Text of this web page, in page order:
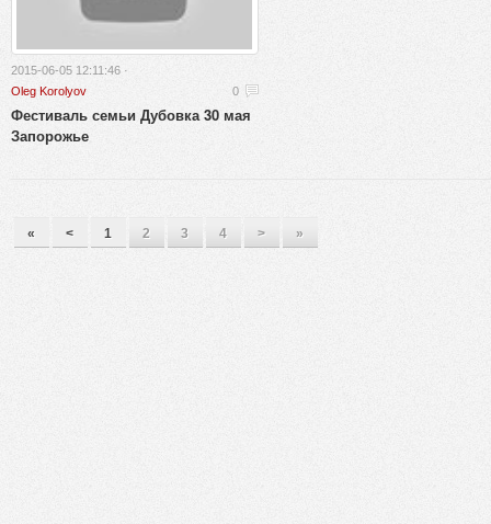
2015-06-05 12:11:46 ·
Oleg Korolyov
0
Фестиваль семьи Дубовка 30 мая
Запорожье
« < 1 2 3 4 > »